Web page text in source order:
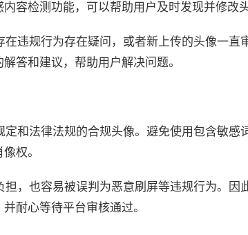
容检测功能，可以帮助用户及时发现并修改
违规行为存在疑问，或者新上传的头像一直
答和建议，帮助用户解决问题。
和法律法规的合规头像。避免使用包含敏感
权。
，也容易被误判为恶意刷屏等违规行为。因
耐心等待平台审核通过。